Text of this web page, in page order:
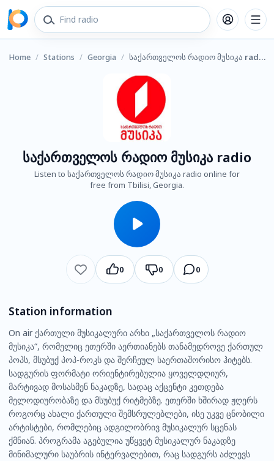
Home / Stations / Georgia / საქართველოს რადიო მუსიკა radio
საქართველოს რადიო მუსიკა radio
Listen to საქართველოს რადიო მუსიკა radio online for
free from Tbilisi, Georgia.
0 0 0
Station information
On air ქართული მუსიკალური არხი „საქართველოს რადიო
მუსიკა“, რომელიც ეთერში აერთიანებს თანამედროვე ქართულ
პოპს, მსუბუქ პოპ-როკს და შერჩეულ საერთაშორისო ჰიტებს.
სადგურის ფორმატი ორიენტირებულია ყოველდღიურ,
მარტივად მოსასმენ ნაკადზე, სადაც აქცენტი კეთდება
მელოდიურობაზე და მსუბუქ რიტმებზე. ეთერში ხშირად ჟღერს
როგორც ახალი ქართული შემსრულებლები, ისე უკვე ცნობილი
არტისტები, რომლებიც ადგილობრივ მუსიკალურ სცენას
ქმნიან. პროგრამა აგებულია უწყვეტ მუსიკალურ ნაკადზე
მინიმალური საუბრის ინტერვალებით, რაც სადგურს აძლევს